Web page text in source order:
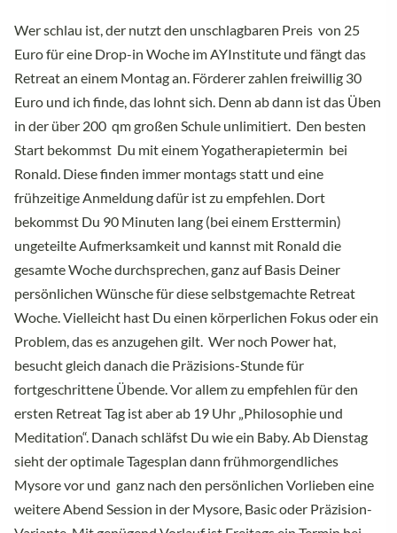
Wer schlau ist, der nutzt den unschlagbaren Preis von 25
Euro für eine Drop-in Woche im AYInstitute und fängt das
Retreat an einem Montag an. Förderer zahlen freiwillig 30
Euro und ich finde, das lohnt sich. Denn ab dann ist das Üben
in der über 200 qm großen Schule unlimitiert. Den besten
Start bekommst Du mit einem Yogatherapietermin bei
Ronald. Diese finden immer montags statt und eine
frühzeitige Anmeldung dafür ist zu empfehlen. Dort
bekommst Du 90 Minuten lang (bei einem Ersttermin)
ungeteilte Aufmerksamkeit und kannst mit Ronald die
gesamte Woche durchsprechen, ganz auf Basis Deiner
persönlichen Wünsche für diese selbstgemachte Retreat
Woche. Vielleicht hast Du einen körperlichen Fokus oder ein
Problem, das es anzugehen gilt. Wer noch Power hat,
besucht gleich danach die Präzisions-Stunde für
fortgeschrittene Übende. Vor allem zu empfehlen für den
ersten Retreat Tag ist aber ab 19 Uhr „Philosophie und
Meditation“. Danach schläfst Du wie ein Baby. Ab Dienstag
sieht der optimale Tagesplan dann frühmorgendliches
Mysore vor und ganz nach den persönlichen Vorlieben eine
weitere Abend Session in der Mysore, Basic oder Präzision-